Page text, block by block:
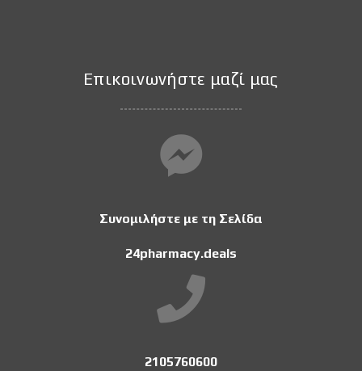
Επικοινωνήστε μαζί μας
Συνομιλήστε με τη Σελίδα
24pharmacy.deals
2105760600